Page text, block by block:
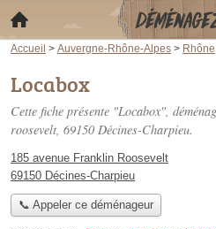
Accueil > Auvergne-Rhône-Alpes > Rhône
Locabox
Cette fiche présente "Locabox",
roosevelt, 69150 Décines-Charpieu.
185 avenue Franklin Roosevelt
69150 Décines-Charpieu
📞 Appeler ce déménageur